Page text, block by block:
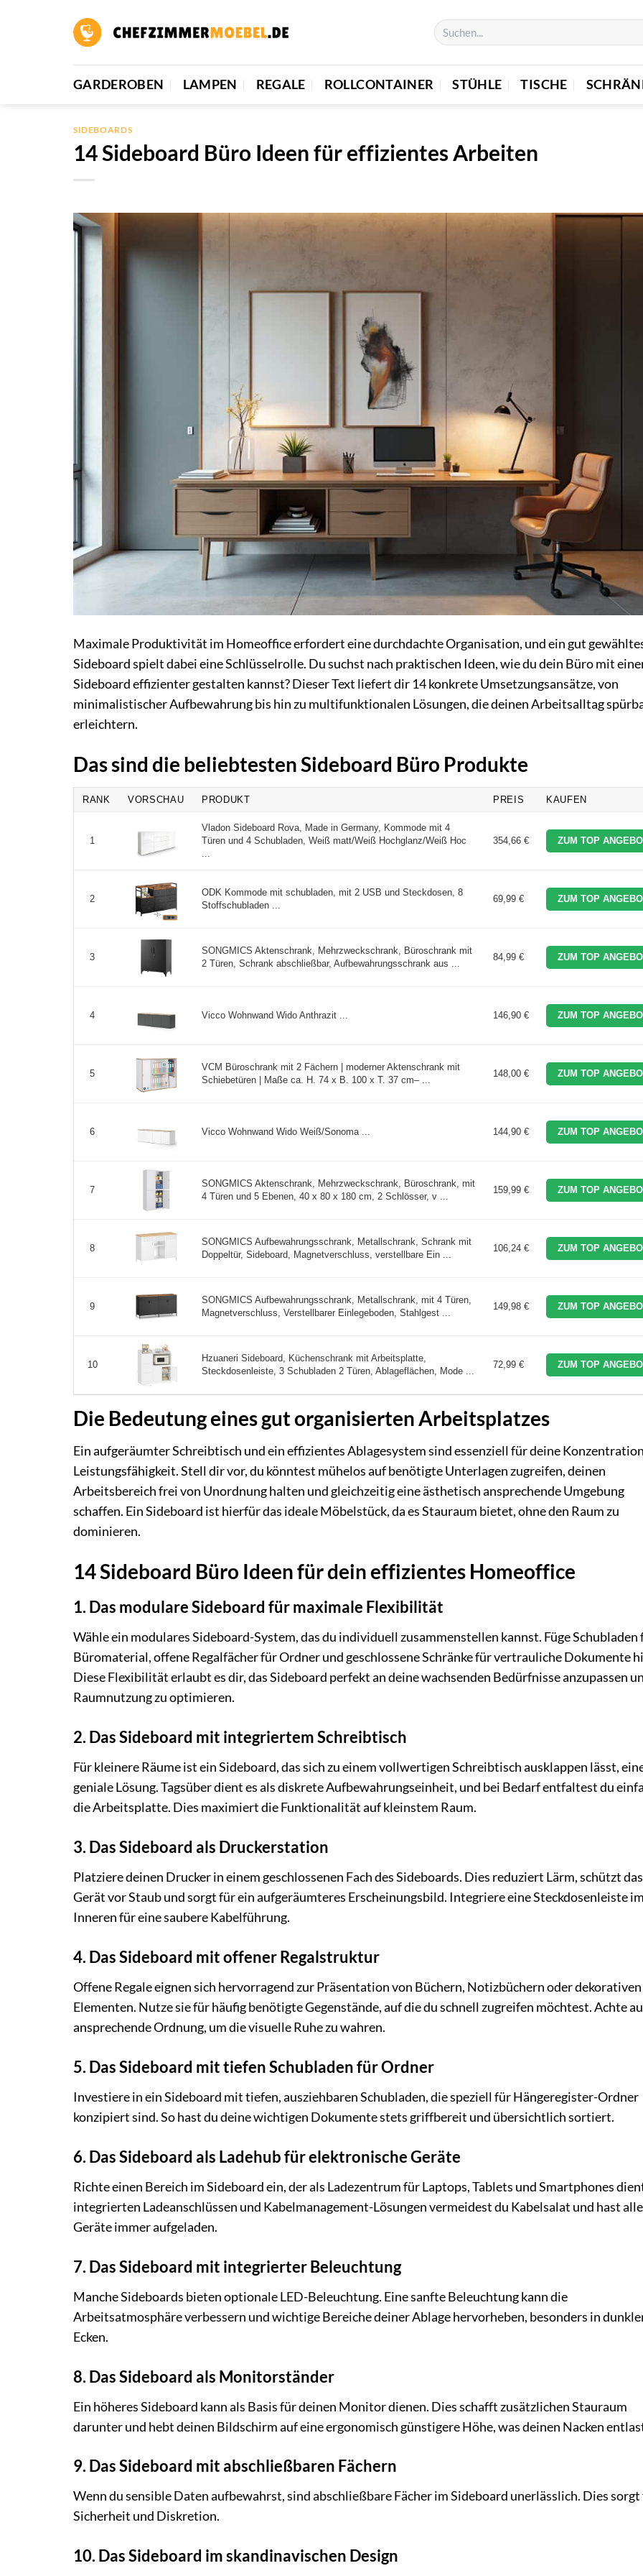
GARDEROBEN LAMPEN REGALE ROLLCONTAINER STÜHLE TISCHE
SIDEBOARDS
14 Sideboard Büro Ideen für effizientes Arbeiten
Maximale Produktivität im Homeoffice erfordert eine durchdachte Organisation, und ein gut
Sideboard spielt dabei eine Schlüsselrolle. Du suchst nach praktischen Ideen, wie du dein Büro mit
Sideboard effizienter gestalten kannst? Dieser Text liefert dir 14 konkrete Umsetzungsansätze, von
minimalistischer Aufbewahrung bis hin zu multifunktionalen Lösungen, die deinen Arbeitsalltag
erleichtern.
Das sind die beliebtesten Sideboard Büro Produkte
RANK VORSCHAU PRODUKT PREIS KAUFEN
1
Vladon Sideboard Rova, Made in Germany, Kommode mit 4
Türen und 4 Schubladen, Weiß matt/Weiß Hochglanz/Weiß Hoc
...
354,66 € ZUM TOP
2
ODK Kommode mit schubladen, mit 2 USB und Steckdosen, 8
Stoffschubladen ...
69,99 € ZUM TOP
3
SONGMICS Aktenschrank, Mehrzweckschrank, Büroschrank mit
2 Türen, Schrank abschließbar, Aufbewahrungsschrank aus ...
84,99 € ZUM TOP
4 Vicco Wohnwand Wido Anthrazit ... 146,90 € ZUM TOP
5
VCM Büroschrank mit 2 Fächern | moderner Aktenschrank mit
Schiebetüren | Maße ca. H. 74 x B. 100 x T. 37 cm– ...
148,00 € ZUM TOP
6 Vicco Wohnwand Wido Weiß/Sonoma ... 144,90 € ZUM TOP
7
SONGMICS Aktenschrank, Mehrzweckschrank, Büroschrank, mit
4 Türen und 5 Ebenen, 40 x 80 x 180 cm, 2 Schlösser, v ...
159,99 € ZUM TOP
8
SONGMICS Aufbewahrungsschrank, Metallschrank, Schrank mit
Doppeltür, Sideboard, Magnetverschluss, verstellbare Ein ...
106,24 € ZUM TOP
9
SONGMICS Aufbewahrungsschrank, Metallschrank, mit 4 Türen,
Magnetverschluss, Verstellbarer Einlegeboden, Stahlgest ...
149,98 € ZUM TOP
10
Hzuaneri Sideboard, Küchenschrank mit Arbeitsplatte,
Steckdosenleiste, 3 Schubladen 2 Türen, Ablageflächen, Mode ...
72,99 € ZUM TOP
Die Bedeutung eines gut organisierten Arbeitsplatzes
Ein aufgeräumter Schreibtisch und ein effizientes Ablagesystem sind essenziell für deine
Leistungsfähigkeit. Stell dir vor, du könntest mühelos auf benötigte Unterlagen zugreifen, deinen
Arbeitsbereich frei von Unordnung halten und gleichzeitig eine ästhetisch ansprechende Umgebung
schaffen. Ein Sideboard ist hierfür das ideale Möbelstück, da es Stauraum bietet, ohne den Raum zu
dominieren.
14 Sideboard Büro Ideen für dein effizientes Homeoffice
1. Das modulare Sideboard für maximale Flexibilität
Wähle ein modulares Sideboard-System, das du individuell zusammenstellen kannst. Füge Schubladen
Büromaterial, offene Regalfächer für Ordner und geschlossene Schränke für vertrauliche Dokumente
Diese Flexibilität erlaubt es dir, das Sideboard perfekt an deine wachsenden Bedürfnisse anzupassen
Raumnutzung zu optimieren.
2. Das Sideboard mit integriertem Schreibtisch
Für kleinere Räume ist ein Sideboard, das sich zu einem vollwertigen Schreibtisch ausklappen lässt,
geniale Lösung. Tagsüber dient es als diskrete Aufbewahrungseinheit, und bei Bedarf entfaltest du
die Arbeitsplatte. Dies maximiert die Funktionalität auf kleinstem Raum.
3. Das Sideboard als Druckerstation
Platziere deinen Drucker in einem geschlossenen Fach des Sideboards. Dies reduziert Lärm, schützt das
Gerät vor Staub und sorgt für ein aufgeräumteres Erscheinungsbild. Integriere eine Steckdosenleiste im
Inneren für eine saubere Kabelführung.
4. Das Sideboard mit offener Regalstruktur
Offene Regale eignen sich hervorragend zur Präsentation von Büchern, Notizbüchern oder dekorativen
Elementen. Nutze sie für häufig benötigte Gegenstände, auf die du schnell zugreifen möchtest. Achte
ansprechende Ordnung, um die visuelle Ruhe zu wahren.
5. Das Sideboard mit tiefen Schubladen für Ordner
Investiere in ein Sideboard mit tiefen, ausziehbaren Schubladen, die speziell für Hängeregister-Ordner
konzipiert sind. So hast du deine wichtigen Dokumente stets griffbereit und übersichtlich sortiert.
6. Das Sideboard als Ladehub für elektronische Geräte
Richte einen Bereich im Sideboard ein, der als Ladezentrum für Laptops, Tablets und Smartphones
integrierten Ladeanschlüssen und Kabelmanagement-Lösungen vermeidest du Kabelsalat und hast
Geräte immer aufgeladen.
7. Das Sideboard mit integrierter Beleuchtung
Manche Sideboards bieten optionale LED-Beleuchtung. Eine sanfte Beleuchtung kann die
Arbeitsatmosphäre verbessern und wichtige Bereiche deiner Ablage hervorheben, besonders in
Ecken.
8. Das Sideboard als Monitorständer
Ein höheres Sideboard kann als Basis für deinen Monitor dienen. Dies schafft zusätzlichen Stauraum
darunter und hebt deinen Bildschirm auf eine ergonomisch günstigere Höhe, was deinen Nacken
9. Das Sideboard mit abschließbaren Fächern
Wenn du sensible Daten aufbewahrst, sind abschließbare Fächer im Sideboard unerlässlich. Dies
Sicherheit und Diskretion.
10. Das Sideboard im skandinavischen Design